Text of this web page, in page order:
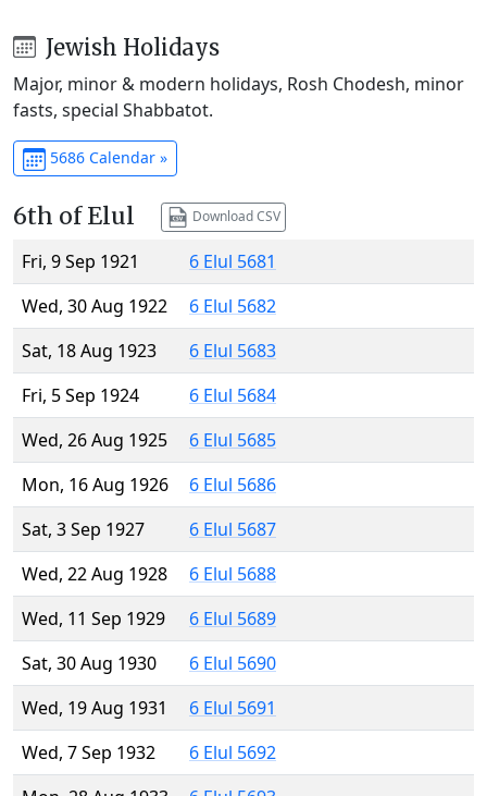
Jewish Holidays
Major, minor & modern holidays, Rosh Chodesh, minor
fasts, special Shabbatot.
5686 Calendar »
6th of Elul Download CSV
Fri, 9 Sep 1921
6 Elul 5681
Wed, 30 Aug 1922
6 Elul 5682
Sat, 18 Aug 1923
6 Elul 5683
Fri, 5 Sep 1924
6 Elul 5684
Wed, 26 Aug 1925
6 Elul 5685
Mon, 16 Aug 1926
6 Elul 5686
Sat, 3 Sep 1927
6 Elul 5687
Wed, 22 Aug 1928
6 Elul 5688
Wed, 11 Sep 1929
6 Elul 5689
Sat, 30 Aug 1930
6 Elul 5690
Wed, 19 Aug 1931
6 Elul 5691
Wed, 7 Sep 1932
6 Elul 5692